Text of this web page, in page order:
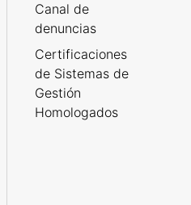
Canal de
denuncias
Certificaciones
de Sistemas de
Gestión
Homologados